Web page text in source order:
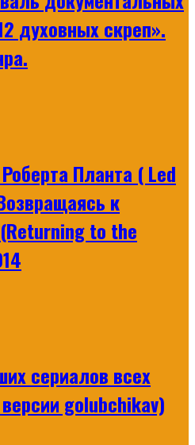
духовных скреп».
Планта ( Led
к
to the
сериалов всех
golubchikav)